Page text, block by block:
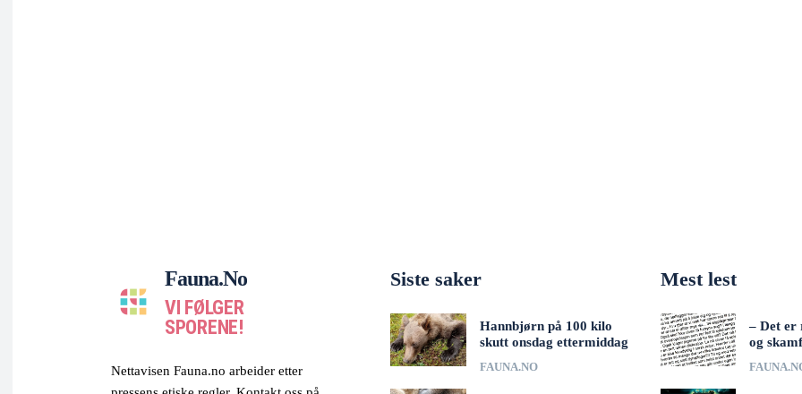
Fauna.no
VI FØLGER
SPORENE!
Nettavisen Fauna.no arbeider etter
Siste saker
Hannbjørn på 100 kilo
skutt onsdag ettermiddag
FAUNA.NO
Mest lest
– Det er
og